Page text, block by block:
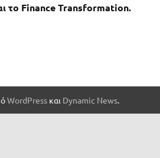
το Finance Transformation.
WordPressκαι Dynamic News.